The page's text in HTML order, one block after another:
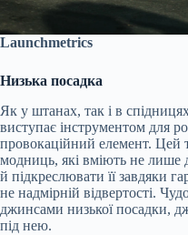
Launchmetrics
Низька посадка
Як у штанах, так і в
виступає інструментом для
провокаційний елемент. Цей
модниць, які вміють не лише
й підкреслювати її завдяки
не надмірній відвертості.
джинсами низької посадки,
під нею.